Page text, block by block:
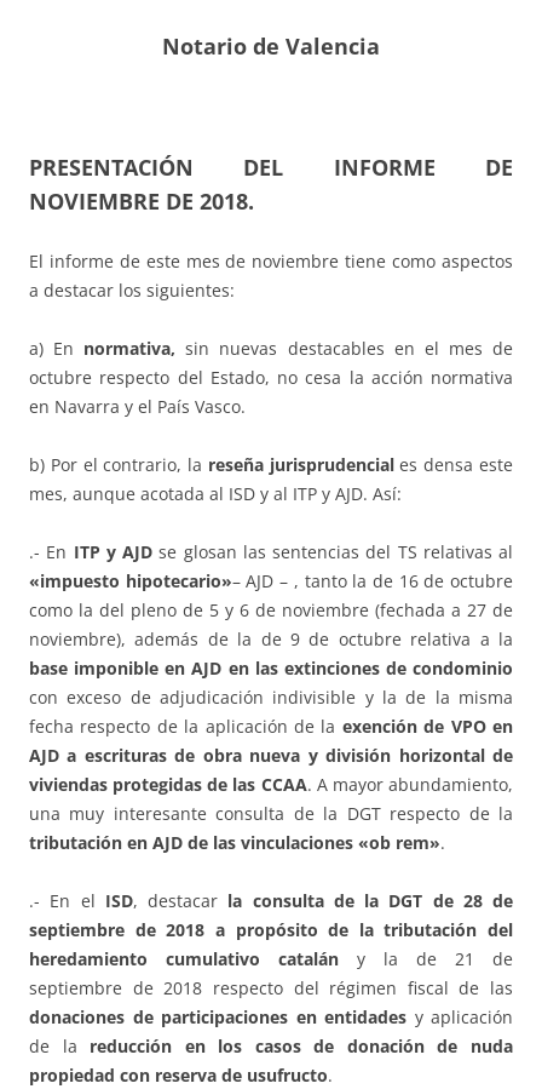
Notario de Valencia
PRESENTACIÓN DEL INFORME DE
NOVIEMBRE DE 2018.
El informe de este mes de noviembre tiene como aspectos
a destacar los siguientes:
a) En normativa, sin nuevas destacables en el mes de
octubre respecto del Estado, no cesa la acción normativa
en Navarra y el País Vasco.
b) Por el contrario, la reseña jurisprudenciales densa este
mes, aunque acotada al ISD y al ITP y AJD. Así:
.- En ITP y AJD se glosan las sentencias del TS relativas al
«impuesto hipotecario»– AJD – , tanto la de 16 de octubre
como la del pleno de 5 y 6 de noviembre (fechada a 27 de
noviembre), además de la de 9 de octubre relativa a la
base imponible en AJD en las extinciones de condominio
con exceso de adjudicación indivisible y la de la misma
fecha respecto de la aplicación de la exención de VPO en
AJD a escrituras de obra nueva y división horizontal de
viviendas protegidas de las CCAA. A mayor abundamiento,
una muy interesante consulta de la DGT respecto de la
tributación en AJD de las vinculaciones «ob rem».
.- En el ISD, destacar la consulta de la DGT de 28 de
septiembre de 2018 a propósito de la tributación del
heredamiento cumulativo catalán y la de 21 de
septiembre de 2018 respecto del régimen fiscal de las
donaciones de participaciones en entidades y aplicación
de la reducción en los casos de donación de nuda
propiedad con reserva de usufructo.